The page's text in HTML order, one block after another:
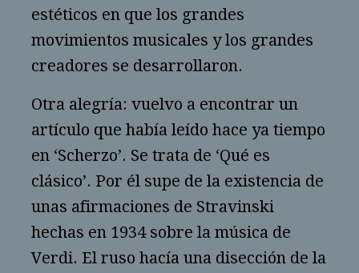
estéticos en que los grandes
movimientos musicales y los grandes
creadores se desarrollaron.
Otra alegría: vuelvo a encontrar un
artículo que había leído hace ya tiempo
en ‘Scherzo’. Se trata de ‘Qué es
clásico’. Por él supe de la existencia de
unas afirmaciones de Stravinski
hechas en 1934 sobre la música de
Verdi. El ruso hacía una disección de la